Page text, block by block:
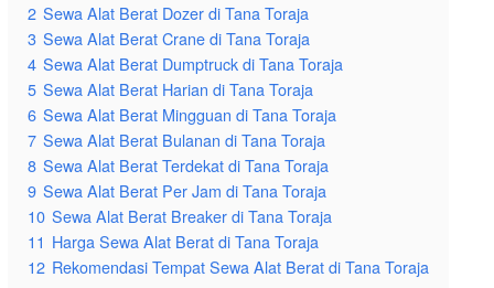
2 Sewa Alat Berat Dozer di Tana Toraja
3 Sewa Alat Berat Crane di Tana Toraja
4 Sewa Alat Berat Dumptruck di Tana Toraja
5 Sewa Alat Berat Harian di Tana Toraja
6 Sewa Alat Berat Mingguan di Tana Toraja
7 Sewa Alat Berat Bulanan di Tana Toraja
8 Sewa Alat Berat Terdekat di Tana Toraja
9 Sewa Alat Berat Per Jam di Tana Toraja
10 Sewa Alat Berat Breaker di Tana Toraja
11 Harga Sewa Alat Berat di Tana Toraja
12 Rekomendasi Tempat Sewa Alat Berat di Tana Toraja